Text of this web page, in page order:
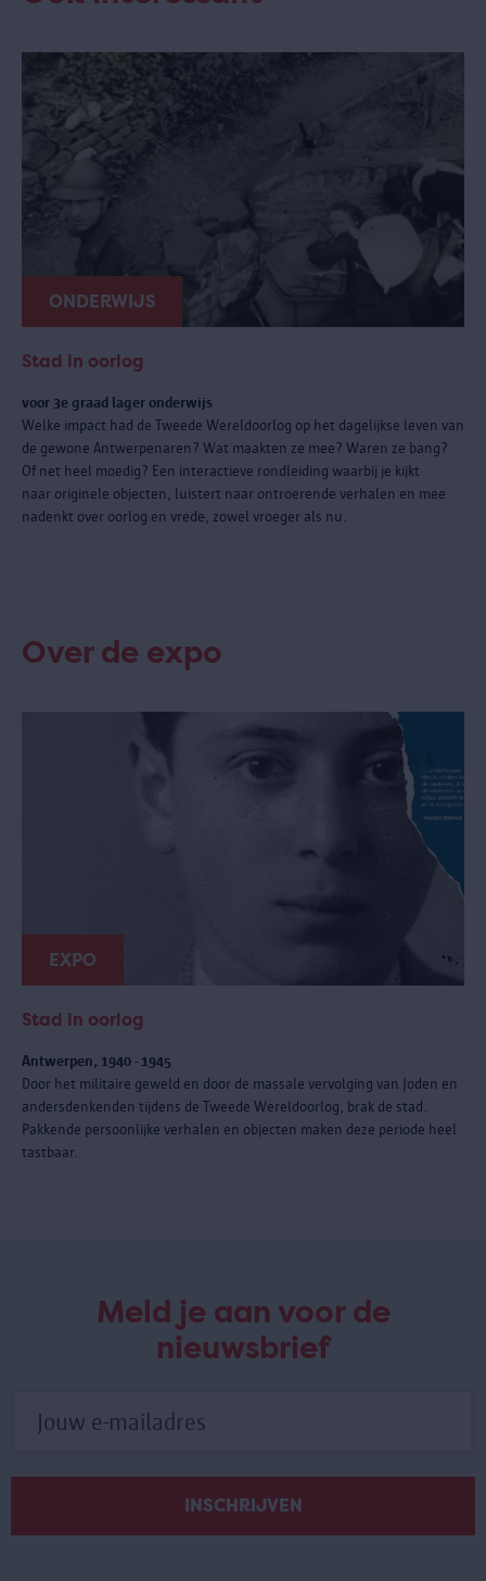
ONDERWIJS
Stad in oorlog
voor 3e graad lager onderwijs
Welke impact had de Tweede Wereldoorlog op het dagelijkse leven van
de gewone Antwerpenaren? Wat maakten ze mee? Waren ze bang?
Of net heel moedig? Een interactieve rondleiding waarbij je kijkt
naar originele objecten, luistert naar ontroerende verhalen en mee
nadenkt over oorlog en vrede, zowel vroeger als nu.
Over de expo
EXPO
Stad in oorlog
Antwerpen, 1940 - 1945
Door het militaire geweld en door de massale vervolging van Joden en
andersdenkenden tijdens de Tweede Wereldoorlog, brak de stad.
Pakkende persoonlijke verhalen en objecten maken deze periode heel
tastbaar.
Meld je aan voor de
nieuwsbrief